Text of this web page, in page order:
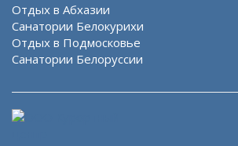
Отдых в Абхазии
Санатории Белокурихи
Отдых в Подмосковье
Санатории Белоруссии